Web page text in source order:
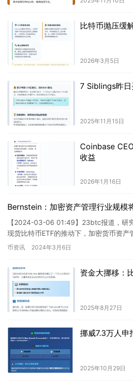
比特币抛压缓
2026年3月5日
7 Siblings昨
2025年11月15日
Coinbase
收益
2026年1月16日
Bernstein：加密资产管理行业规模
【2024-03-06 01:49】23btc报道，研
现货比特币ETF的推动下，加密货币资产
6500亿美元。据该机构分析师G…
币资讯 2024年3月6日
资金大挪移：
2025年8月27日
挪威7.3万人
2025年10月29日